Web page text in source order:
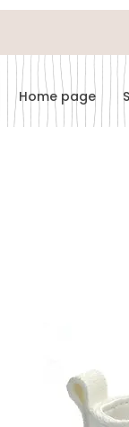
Home page